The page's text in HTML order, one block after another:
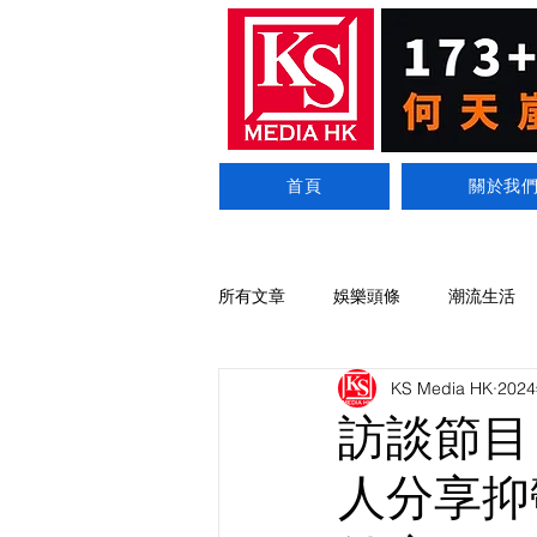
首頁 關於我
所有文章 娛樂頭條 潮流生活
訪談節
人分享
KS Media HK